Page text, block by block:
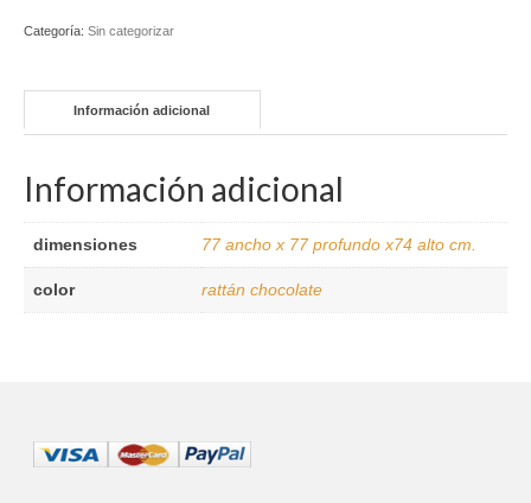
final
Categoría: Sin categorizar
Información adicional
Información adicional
dimensiones 77 ancho x 77 profundo x74 alto cm.
color rattán chocolate